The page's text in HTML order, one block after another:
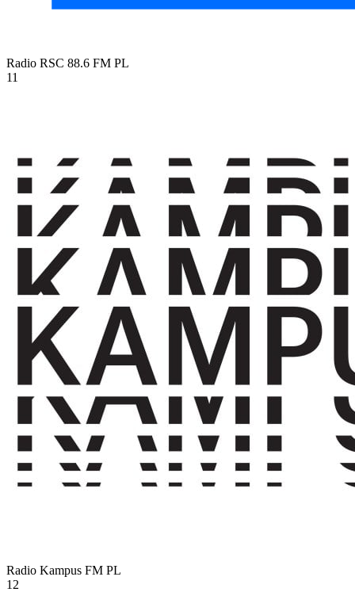
Radio RSC 88.6 FM PL
11
Radio Kampus FM PL
12